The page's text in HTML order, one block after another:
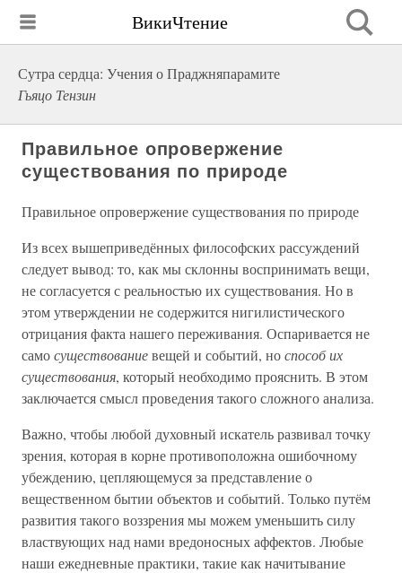
ВикиЧтение
Сутра сердца: Учения о Праджняпарамите
Гьяцо Тензин
Правильное опровержение
существования по природе
Правильное опровержение существования по природе
Из всех вышеприведённых философских рассуждений
следует вывод: то, как мы склонны воспринимать вещи,
не согласуется с реальностью их существования. Но в
этом утверждении не содержится нигилистического
отрицания факта нашего переживания. Оспаривается не
самосуществованиевещей и событий, носпособ их
существования, который необходимо прояснить. В этом
заключается смысл проведения такого сложного анализа.
Важно, чтобы любой духовный искатель развивал точку
зрения, которая в корне противоположна ошибочному
убеждению, цепляющемуся за представление о
вещественном бытии объектов и событий. Только путём
развития такого воззрения мы можем уменьшить силу
властвующих над нами вредоносных аффектов. Любые
наши ежедневные практики, такие как начитывание